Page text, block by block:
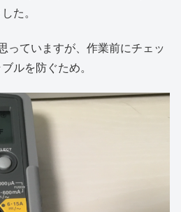
た。
っていますが、作業前にチェッ
ルを防ぐため。